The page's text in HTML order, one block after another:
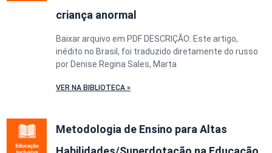
criança anormal
Baixar arquivo em PDF DESCRIÇÃO: Este artigo,
inédito no Brasil, foi traduzido diretamente do russo
por Denise Regina Sales, Marta
VER NA BIBLIOTECA »
Metodologia de Ensino para Altas